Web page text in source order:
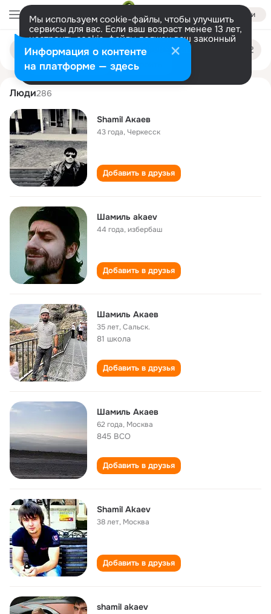
Войти
Мы используем cookie-файлы, чтобы улучшить
сервисы для вас. Если ваш возраст менее 13 лет,
настроить cookie-файлы должен ваш законный
представитель. Больше информации
Разрешить все Настроить
Поиск
людям
shamil akaev
Люди286
Shamil Акаев
43 года,Черкесск
Добавить в друзья
Шамиль akaev
44 года,избербаш
Добавить в друзья
Шaмиль Акaeв
35 лет,Сaльск.
81 школа
Добавить в друзья
Шамиль Акаев
62 года, Москва
845 BCO
Добавить в друзья
Shamil Akaev
38 лет, Москва
Добавить в друзья
shamil akaev
Информация о контенте
на платформе — здесь